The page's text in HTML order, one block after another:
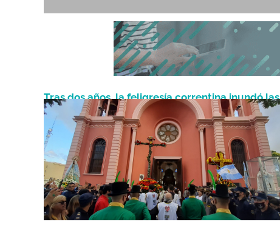
Tras dos años, la feligresía correntina inundó las
calles para celebrar a la Cruz de los Milagros
Mayo 4, 2022